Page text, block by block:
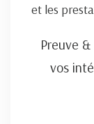
et les
Preuve
vos